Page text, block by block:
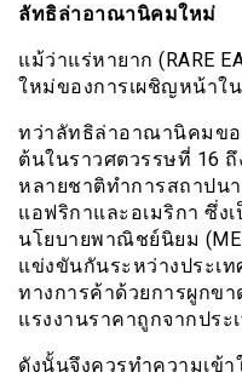
ลัทธิล่าอาณานิคมใหม่
แม้ว่าแร่หายาก (RARE
ใหม่ของการเผชิญหน้าใ
ทว่าลัทธิล่าอาณานิคมขอ
ต้นในราวศตวรรษที่ 16
หลายชาติทำการสถาปน
แอฟริกาและอเมริกา ซึ่
นโยบายพาณิชย์นิยม
แข่งขันกันระหว่างประเท
ทางการค้าด้วยการผูกข
แรงงานราคาถูกจากปร
ดังนั้นจึงควรทำความเข้